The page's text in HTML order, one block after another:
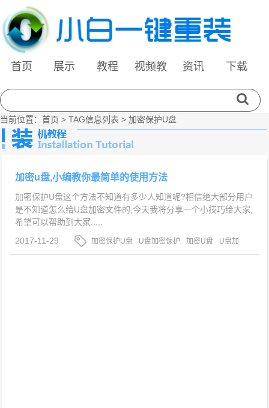
首页 展示 教程
视频教
资讯 下载
当前位置： 首页 > TAG信息列表 > 加密保护U盘
加密u盘,小编教你最简单的使用方法
加密保护U盘这个方法不知道有多少人知道呢?相信绝大部分用户
是不知道怎么给U盘加密文件的,今天我将分享一个小技巧给大家,
希望可以帮助到大家.....
2017-11-29
加密保护U盘 U盘加密保护 加密U盘
U盘加
密